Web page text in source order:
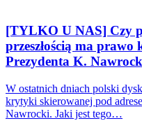
[TYLKO U NAS] Czy
przeszłością ma
Prezydenta K.
W ostatnich dniach polski
krytyki skierowanej pod
Nawrocki. Jaki jest tego…